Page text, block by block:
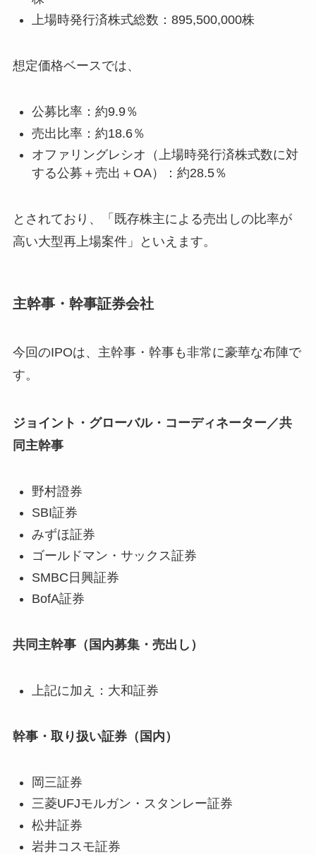
上場時発行済株式総数：895,500,000株
想定価格ベースでは、
公募比率：約9.9％
売出比率：約18.6％
オファリングレシオ（上場時発行済株式数に対
する公募＋売出＋OA）：約28.5％
とされており、「既存株主による売出しの比率が
高い大型再上場案件」といえます。
主幹事・幹事証券会社
今回のIPOは、主幹事・幹事も非常に豪華な布陣で
す。
ジョイント・グローバル・コーディネーター／共
同主幹事
野村證券
SBI証券
みずほ証券
ゴールドマン・サックス証券
SMBC日興証券
BofA証券
共同主幹事（国内募集・売出し）
上記に加え：大和証券
幹事・取り扱い証券（国内）
岡三証券
三菱UFJモルガン・スタンレー証券
松井証券
岩井コスモ証券